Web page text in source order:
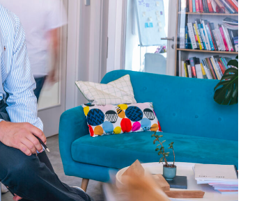
ODEBÍRAT
osobních údajů